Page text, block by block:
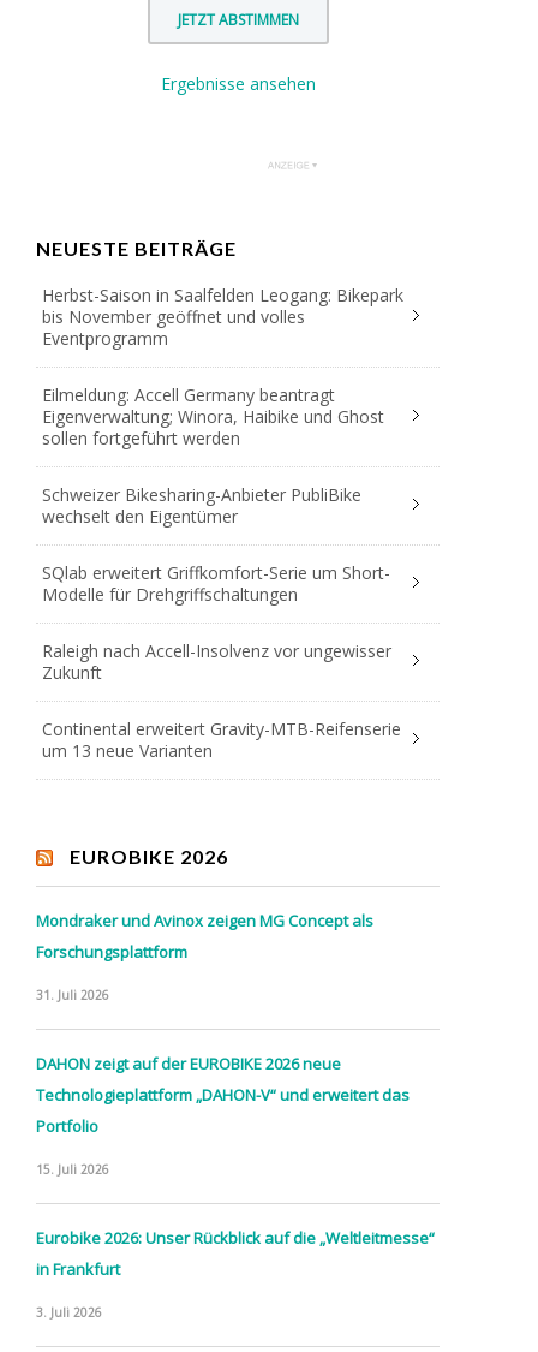
Ergebnisse ansehen
NEUESTE BEITRÄGE
Herbst-Saison in Saalfelden Leogang: Bikepark
bis November geöffnet und volles
Eventprogramm
Eilmeldung: Accell Germany beantragt
Eigenverwaltung; Winora, Haibike und Ghost
sollen fortgeführt werden
Schweizer Bikesharing-Anbieter PubliBike
wechselt den Eigentümer
SQlab erweitert Griffkomfort-Serie um Short-
Modelle für Drehgriffschaltungen
Raleigh nach Accell-Insolvenz vor ungewisser
Zukunft
Continental erweitert Gravity-MTB-Reifenserie
um 13 neue Varianten
EUROBIKE 2026
Mondraker und Avinox zeigen MG Concept als
Forschungsplattform
31. Juli 2026
DAHON zeigt auf der EUROBIKE 2026 neue
Technologieplattform „DAHON-V“ und erweitert das
Portfolio
15. Juli 2026
Eurobike 2026: Unser Rückblick auf die „Weltleitmesse“
in Frankfurt
3. Juli 2026